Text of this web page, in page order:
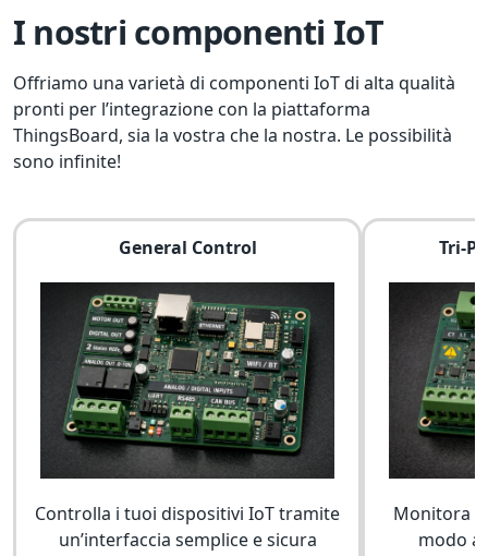
I nostri componenti IoT
Offriamo una varietà di componenti IoT di alta qualità
pronti per l’integrazione con la piattaforma
ThingsBoard, sia la vostra che la nostra. Le possibilità
sono infinite!
General Control
Controlla i tuoi dispositivi IoT tramite
un’interfaccia semplice e sicura
Tri-
Monitora il
modo